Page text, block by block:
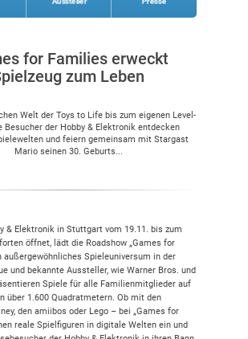
for Families erweckt
zum Leben
Welt der Toys to Life bis zum eigenen Level-
Besucher der Hobby & Elektronik entdecken
und feiern gemeinsam mit Stargast
Mario seinen 30. Geburts...
& Elektronik in Stuttgart vom 19.11. bis zum
öffnet, lädt die Roadshow „Games for
außergewöhnliches Spieleuniversum in der
und bekannte Aussteller, wie Warner Bros. und
Spiele für alle Familienmitglieder auf
über 1.600 Quadratmetern. Ob mit den
den amiibos oder Lego – bei „Games for
reale Spielfiguren in digitale Welten ein und